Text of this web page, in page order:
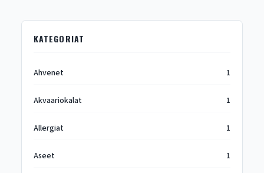
KATEGORIAT
Ahvenet 1
Akvaariokalat 1
Allergiat 1
Aseet 1